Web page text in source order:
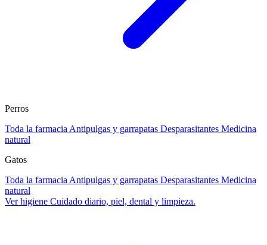
Perros
Toda la farmacia Antipulgas y garrapatas Desparasitantes Medicina
natural
Gatos
Toda la farmacia Antipulgas y garrapatas Desparasitantes Medicina
natural
Ver higiene Cuidado diario, piel, dental y limpieza.